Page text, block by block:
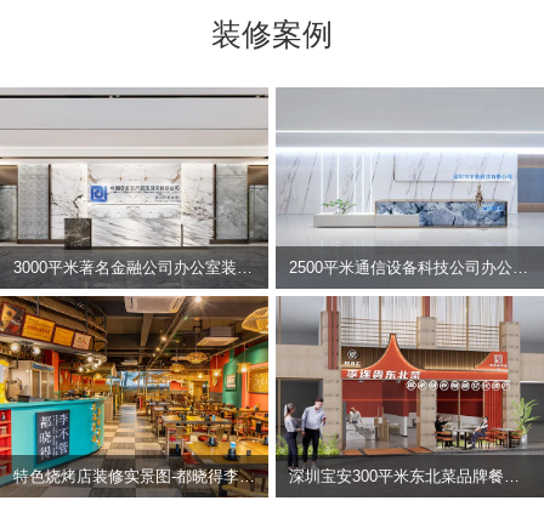
装修案例
2500平米通信设备科技公司办公室设计 | 宇泰科技
特色烧烤店装修实景图-都晓得李不管